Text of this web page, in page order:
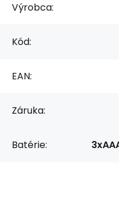
Výrobca:
Kód:
EAN:
Záruka:
Batérie: